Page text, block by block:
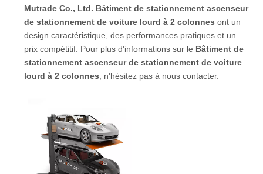
Mutrade Co., Ltd. Bâtiment de stationnement ascenseur
de stationnement de voiture lourd à 2 colonnes ont un
design caractéristique, des performances pratiques et un
prix compétitif. Pour plus d'informations sur le Bâtiment de
stationnement ascenseur de stationnement de voiture
lourd à 2 colonnes , n'hésitez pas à nous contacter.